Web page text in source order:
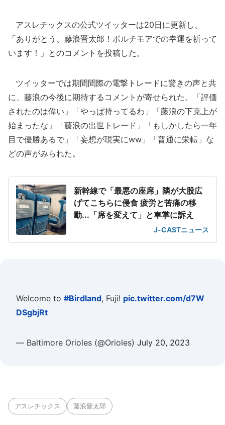
アスレチックスの公式ツイッターは20日に更新し、
「ありがとう、藤浪晋太郎！ボルチモアでの幸運を祈って
います！」とのコメントを投稿した。
ツイッターでは期間間際の電撃トレードに驚きの声と共
に、藤浪の今後に期待するコメントが寄せられた。「評価
されたのは偉い」「やっぱ持ってるわ」「藤浪の下克上が
始まったな」「藤浪の出世トレード」「もしかしたら一年
目で優勝あるで」「妄想が現実にww」「普通に栄転」な
どの声がみられた。
新幹線で「最悪の座席」隣が大股広
げてこちらに侵食 疲労と苦痛の移
動...「席を変えて」と車掌に訴え
J-CASTニュース
Welcome to #Birdland, Fuji! pic.twitter.com/d7W
DSgbjRt
— Baltimore Orioles (@Orioles) July 20, 2023
アスレチックス 藤浪晋太郎